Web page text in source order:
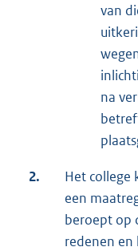
van
na
2.
Het college
een
beroept op
redenen en